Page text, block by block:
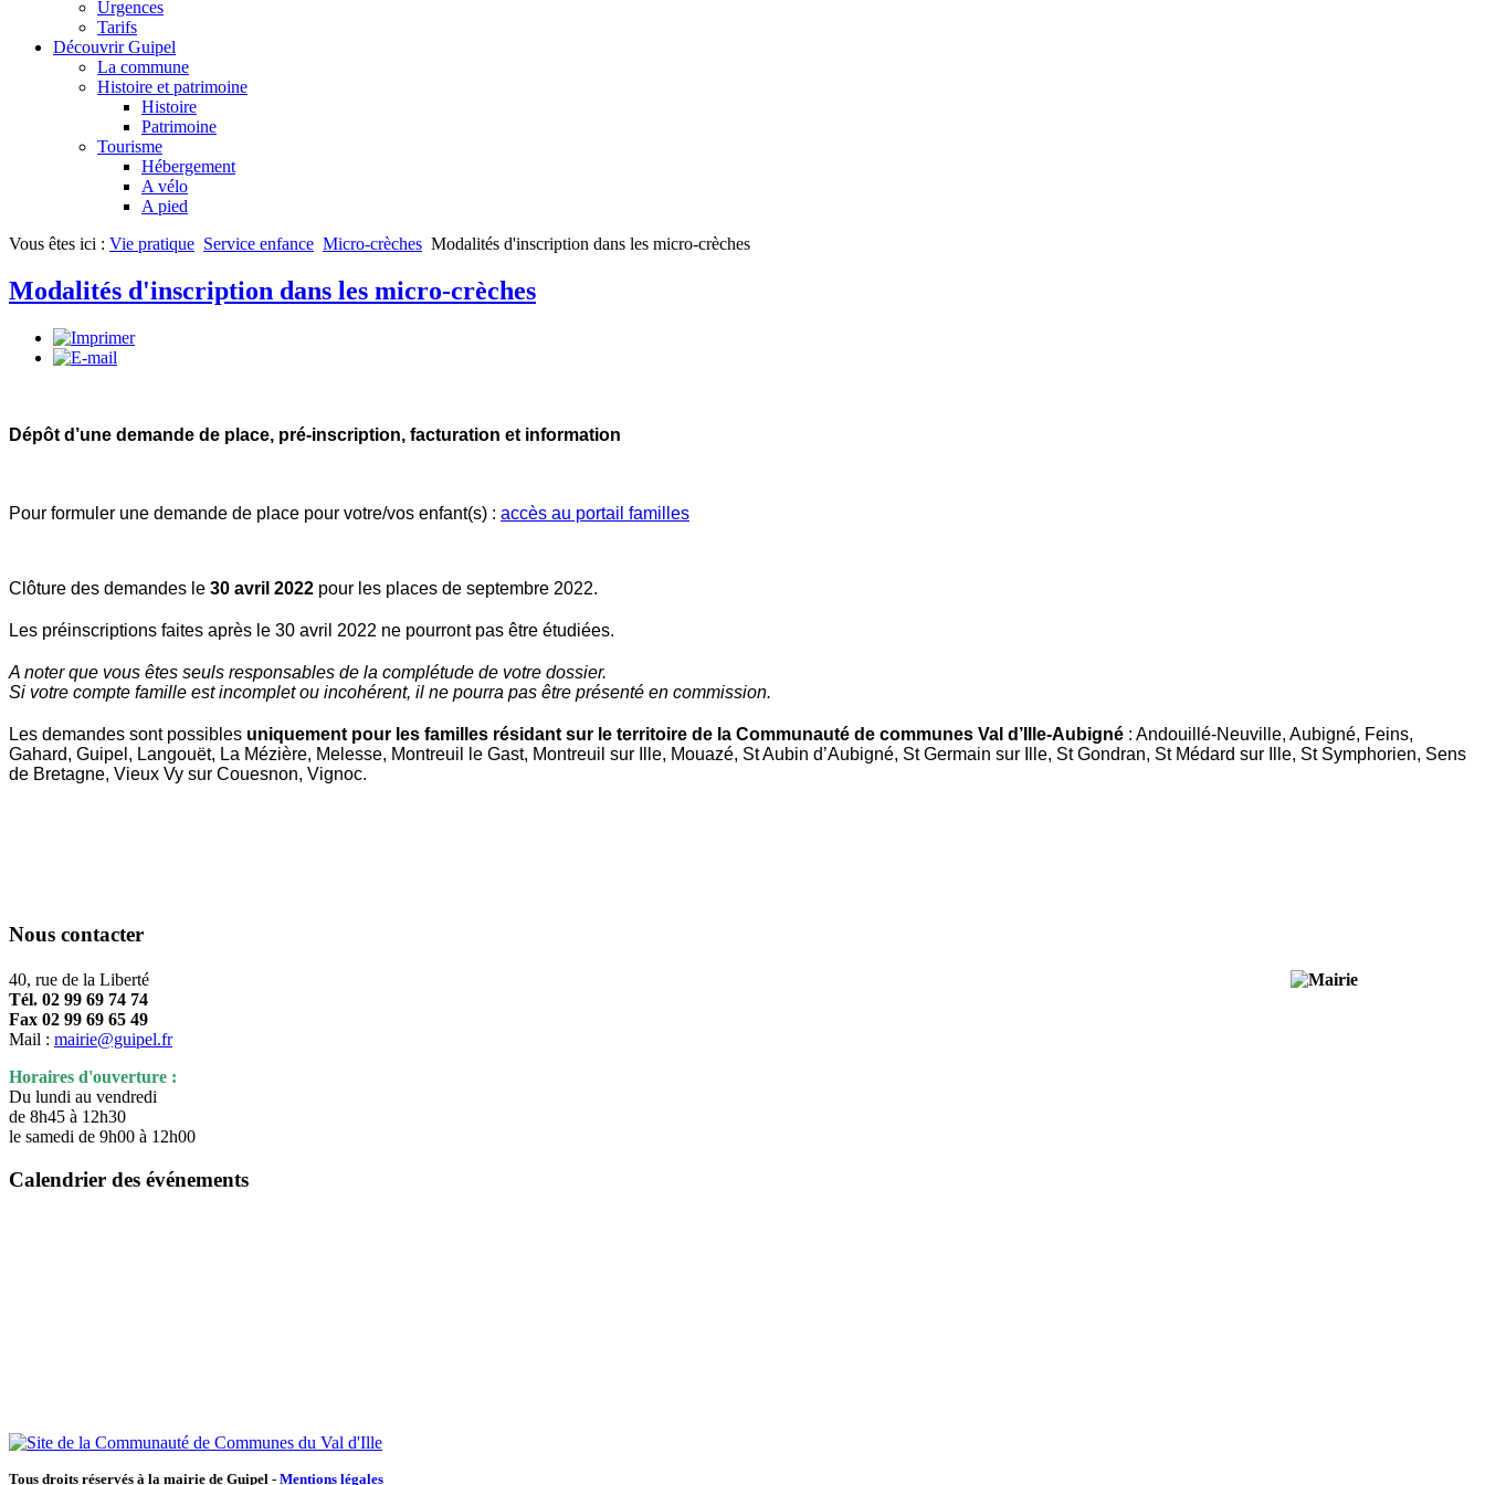
Urgences
Tarifs
Découvrir Guipel
La commune
Histoire et patrimoine
Histoire
Patrimoine
Tourisme
Hébergement
A vélo
A pied
Vous êtes ici : Vie pratique Service enfance Micro-crèches Modalités d'inscription dans les micro-crèches
Modalités d'inscription dans les micro-crèches
Dépôt d’une demande de place, pré-inscription, facturation et information
Pour formuler une demande de place pour votre/vos enfant(s) : accès au portail familles
Clôture des demandes le 30 avril 2022 pour les places de septembre 2022.
Les préinscriptions faites après le 30 avril 2022 ne pourront pas être étudiées.
A noter que vous êtes seuls responsables de la complétude de votre dossier.
Si votre compte famille est incomplet ou incohérent, il ne pourra pas être présenté en commission.
Les demandes sont possibles uniquement pour les familles résidant sur le territoire de la Communauté de communes Val d’Ille-Aubigné : Andouillé-Neuville, Aubigné, Feins,
Gahard, Guipel, Langouët, La Mézière, Melesse, Montreuil le Gast, Montreuil sur Ille, Mouazé, St Aubin d’Aubigné, St Germain sur Ille, St Gondran, St Médard sur Ille, St Symphorien, Sens
de Bretagne, Vieux Vy sur Couesnon, Vignoc.
Nous contacter
40, rue de la Liberté
Tél. 02 99 69 74 74
Fax 02 99 69 65 49
Mail : mairie@guipel.fr
Horaires d'ouverture :
Du lundi au vendredi
de 8h45 à 12h30
le samedi de 9h00 à 12h00
Calendrier des événements
Tous droits réservés à la mairie de Guipel - Mentions légales